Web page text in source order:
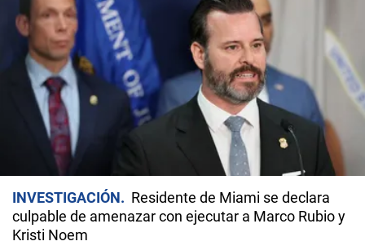
INVESTIGACIÓN
Residente de Miami se declara
culpable de amenazar con ejecutar a Marco Rubio y
Kristi Noem